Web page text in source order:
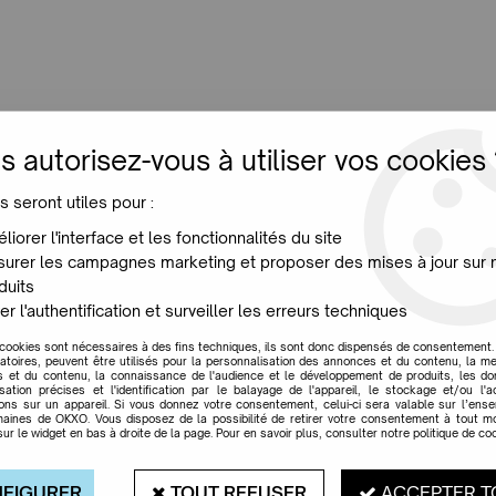
LUMINAIRES JARDIN MAISON PROMO
MAGIS
MAGIS, UN MONDE DE QUALITÉ CERTIFIÉES !
un nombre réduit de projets, mais qui soient soutenus par
autorisez-vous à utiliser vos cookies
seront utiles pour :
l'interface et les fonctionnalités du site
les campagnes marketing et proposer des mises à jour sur
l'authentification et surveiller les erreurs techniques
sont nécessaires à des fins techniques, ils sont donc dispensés de consentement.
peuvent être utilisés pour la personnalisation des annonces et du contenu, la
et du contenu, la connaissance de l'audience et le développement de produits, les
précises et l'identification par le balayage de l'appareil, le stockage et/ou
sur un appareil. Si vous donnez votre consentement, celui-ci sera valable sur
de OKXO. Vous disposez de la possibilité de retirer votre consentement à tout
le widget en bas à droite de la page. Pour en savoir plus, consulter notre politique de